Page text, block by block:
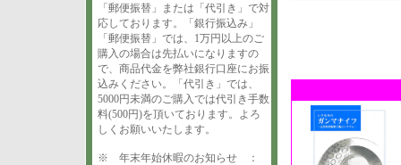
「郵便振替」または「代引き」で対
応しております。「銀行振込み」
「郵便振替」では、1万円以上のご
購入の場合は先払いになりますの
で、商品代金を弊社銀行口座にお振
込みください。「代引き」では、
5000円未満のご購入では代引き手数
料(500円)を頂いております。よろ
しくお願いいたします。
※ 年末年始休暇のお知らせ ：